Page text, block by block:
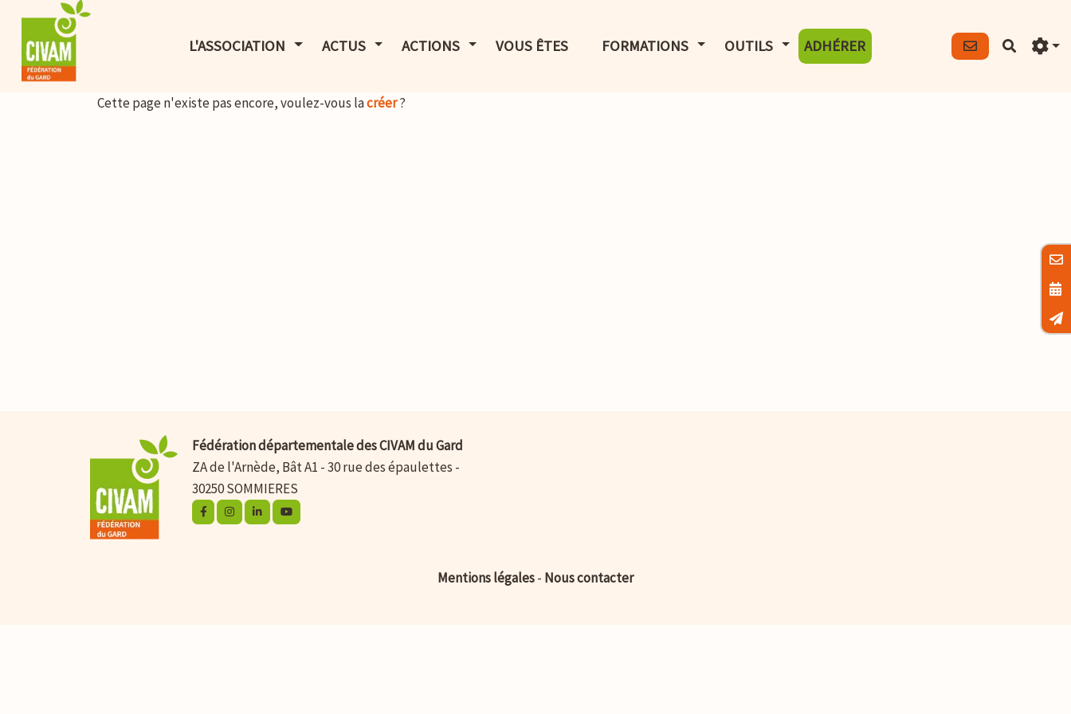
L'ASSOCIATION AFFICHER LE MENU
ACTUS AFFICHER LE MENU
ACTIONS AFFICHER LE MENU
VOUS ÊTES FORMATIONS AFFICHER LE MENU
OUTILS AFFICHER LE MENU
ADHÉRER
Cette page n'existe pas encore, voulez-vous lacréer?
Fédération départementale des CIVAM du Gard
ZA de l'Arnède, Bât A1 - 30 rue des épaulettes -
30250 SOMMIERES
Mentions légales- Nous contacter